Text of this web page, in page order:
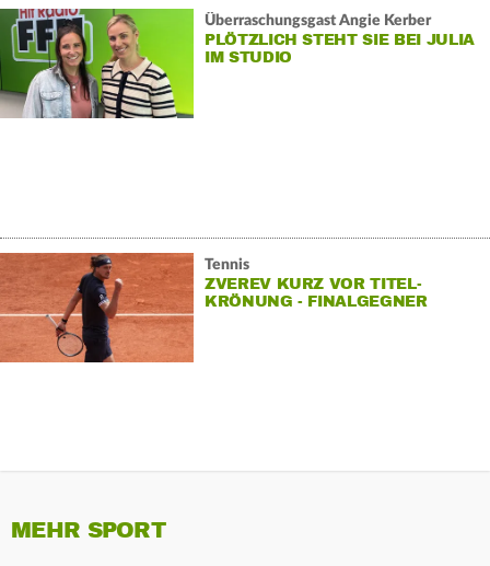
Überraschungsgast Angie Kerber
PLÖTZLICH STEHT SIE BEI JULIA
IM STUDIO
Tennis
ZVEREV KURZ VOR TITEL-
KRÖNUNG - FINALGEGNER
MEHR SPORT